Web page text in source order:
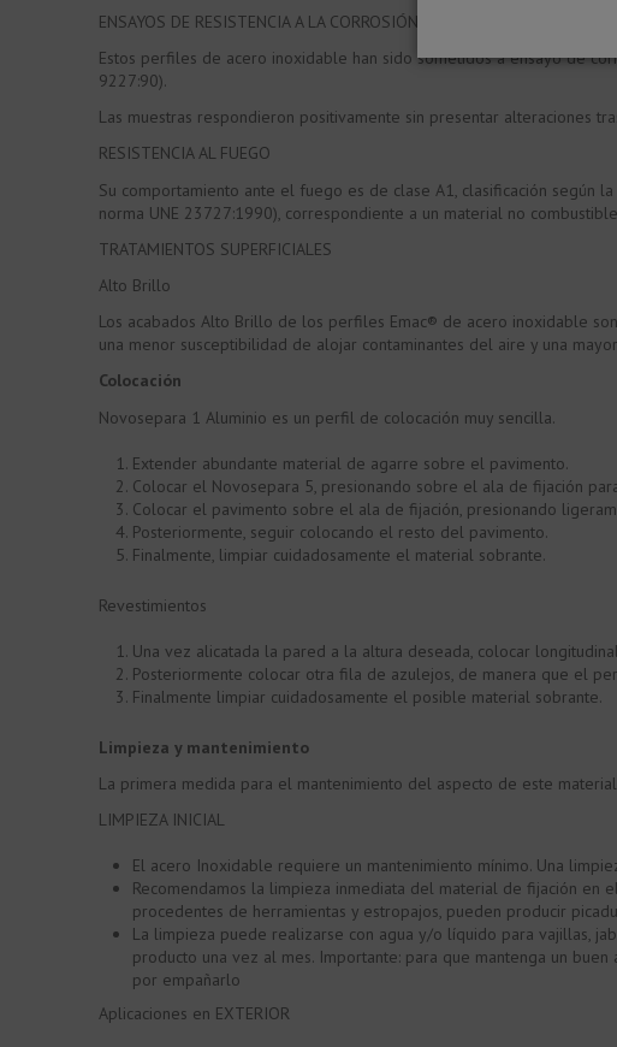
ENSAYOS DE RESISTENCIA A LA CORROSIÓN
Estos perfiles de acero inoxidable han sido sometidos a ensayo de
9227:90).
Las muestras respondieron positivamente sin presentar alteraciones
RESISTENCIA AL FUEGO
Su comportamiento ante el fuego es de clase A1, clasificación según
norma UNE 23727:1990), correspondiente a un material no
TRATAMIENTOS SUPERFICIALES
Alto Brillo
Los acabados Alto Brillo de los perfiles Emac® de acero inoxidable
una menor susceptibilidad de alojar contaminantes del aire y una
Colocación
Novosepara 1 Aluminio es un perfil de colocación muy sencilla.
Extender abundante material de agarre sobre el pavimento.
Colocar el Novosepara 5, presionando sobre el ala de fijación
Colocar el pavimento sobre el ala de fijación, presionando
Posteriormente, seguir colocando el resto del pavimento.
Finalmente, limpiar cuidadosamente el material sobrante.
Revestimientos
Una vez alicatada la pared a la altura deseada, colocar
Posteriormente colocar otra fila de azulejos, de manera que el
Finalmente limpiar cuidadosamente el posible material sobrante.
Limpieza y mantenimiento
La primera medida para el mantenimiento del aspecto de este
LIMPIEZA INICIAL
El acero Inoxidable requiere un mantenimiento mínimo. Una
Recomendamos la limpieza inmediata del material de fijación en
procedentes de herramientas y estropajos, pueden producir
La limpieza puede realizarse con agua y/o líquido para vajillas,
producto una vez al mes. Importante: para que mantenga un
por empañarlo
Aplicaciones en EXTERIOR